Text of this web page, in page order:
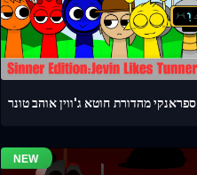
ספראנקי מהדורת חוטא ג'ווין אוהב טונר